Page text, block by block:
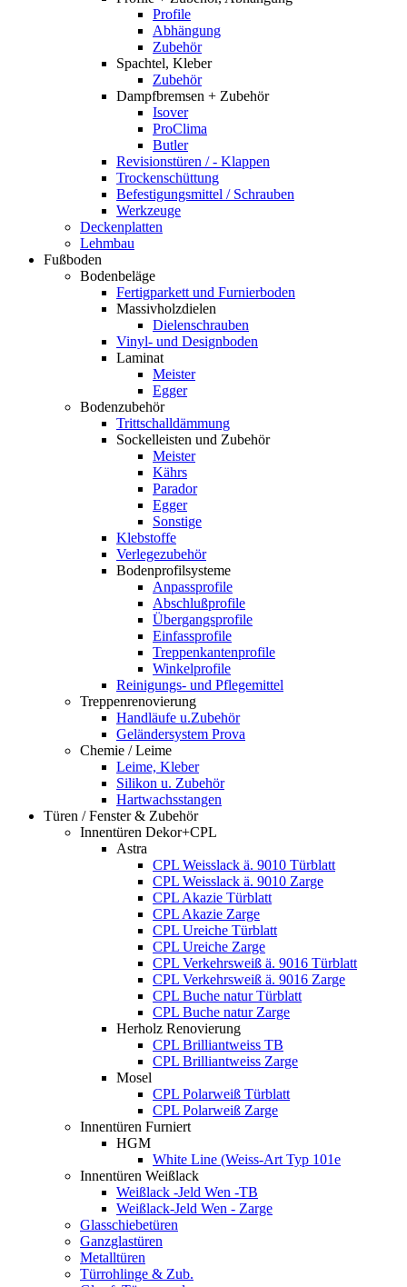
Profile
Abhängung
Zubehör
Spachtel, Kleber
Zubehör
Dampfbremsen + Zubehör
Isover
ProClima
Butler
Revisionstüren / - Klappen
Trockenschüttung
Befestigungsmittel / Schrauben
Werkzeuge
Deckenplatten
Lehmbau
Fußboden
Bodenbeläge
Fertigparkett und Furnierboden
Massivholzdielen
Dielenschrauben
Vinyl- und Designboden
Laminat
Meister
Egger
Bodenzubehör
Trittschalldämmung
Sockelleisten und Zubehör
Meister
Kährs
Parador
Egger
Sonstige
Klebstoffe
Verlegezubehör
Bodenprofilsysteme
Anpassprofile
Abschlußprofile
Übergangsprofile
Einfassprofile
Treppenkantenprofile
Winkelprofile
Reinigungs- und Pflegemittel
Treppenrenovierung
Handläufe u.Zubehör
Geländersystem Prova
Chemie / Leime
Leime, Kleber
Silikon u. Zubehör
Hartwachsstangen
Türen / Fenster & Zubehör
Innentüren Dekor+CPL
Astra
CPL Weisslack ä. 9010 Türblatt
CPL Weisslack ä. 9010 Zarge
CPL Akazie Türblatt
CPL Akazie Zarge
CPL Ureiche Türblatt
CPL Ureiche Zarge
CPL Verkehrsweiß ä. 9016 Türblatt
CPL Verkehrsweiß ä. 9016 Zarge
CPL Buche natur Türblatt
CPL Buche natur Zarge
Herholz Renovierung
CPL Brilliantweiss TB
CPL Brilliantweiss Zarge
Mosel
CPL Polarweiß Türblatt
CPL Polarweiß Zarge
Innentüren Furniert
HGM
White Line (Weiss-Art Typ 101e
Innentüren Weißlack
Weißlack -Jeld Wen -TB
Weißlack-Jeld Wen - Zarge
Glasschiebetüren
Ganzglastüren
Metalltüren
Türrohlinge & Zub.